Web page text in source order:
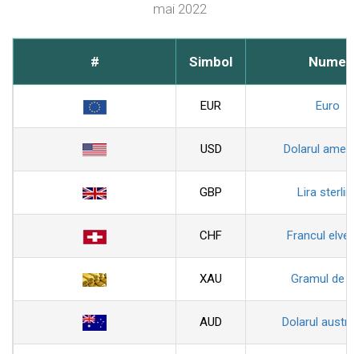
mai 2022
# Simbol Nume
EUR Euro
USD Dolarul
GBP Lira sterlina
CHF Francul
XAU Gramul de
AUD Dolarul